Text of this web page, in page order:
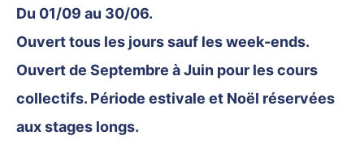
Du 01/09 au 30/06.
Ouvert tous les jours sauf les week-ends.
Ouvert de Septembre à Juin pour les cours
collectifs. Période estivale et Noël réservées
aux stages longs.